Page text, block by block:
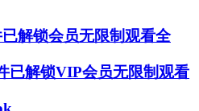
解锁会员无限制观看全
已解锁VIP会员无限制观看